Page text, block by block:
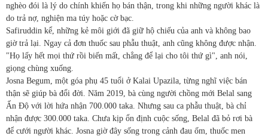
nghèo đói là lý do chính khiến họ bán thận, trong khi những người khác là
do trả nợ, nghiện ma túy hoặc cờ bạc.
Safiruddin kể, những kẻ môi giới đã giữ hộ chiếu của anh và không bao
giờ trả lại. Ngay cả đơn thuốc sau phẫu thuật, anh cũng không được nhận.
"Họ lấy hết mọi thứ rồi biến mất, chẳng để lại cho tôi thứ gì", anh nói,
giọng chùng xuống.
Josna Begum, một góa phụ 45 tuổi ở Kalai Upazila, từng nghĩ việc bán
thận sẽ giúp bà đổi đời. Năm 2019, bà cùng người chồng mới Belal sang
Ấn Độ với lời hứa nhận 700.000 taka. Nhưng sau ca phẫu thuật, bà chỉ
nhận được 300.000 taka. Chưa kịp ổn định cuộc sống, Belal đã bỏ rơi bà
để cưới người khác. Josna giờ đây sống trong cảnh đau ốm, thuốc men